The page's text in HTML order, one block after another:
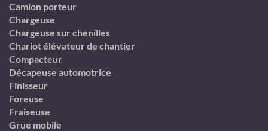
Camion porteur
Chargeuse
Chargeuse sur chenilles
Chariot élévateur de chantier
Compacteur
Décapeuse automotrice
Finisseur
Foreuse
Fraiseuse
Grue mobile